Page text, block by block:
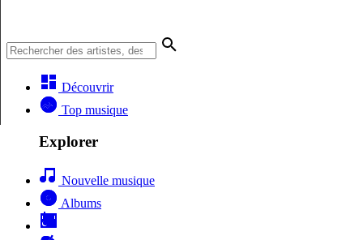
Découvrir
Top musique
Explorer
Nouvelle musique
Albums